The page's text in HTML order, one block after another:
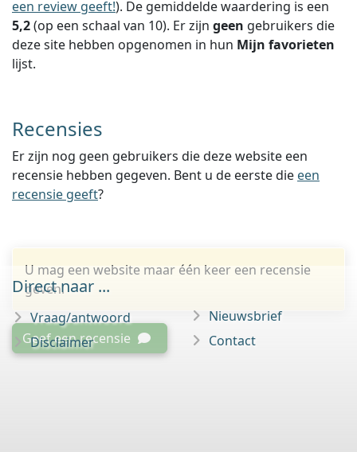
een review geeft!). De gemiddelde waardering is een
5,2(op een schaal van 10). Er zijn geen gebruikers die
deze site hebben opgenomen in hun Mijn favorieten
lijst.
Recensies
Er zijn nog geen gebruikers die deze website een
recensie hebben gegeven. Bent u de eerste die een
recensie geeft?
U mag een website maar één keer een recensie
geven.
Geef een recensie
Direct naar ...
Vraag/antwoord
Disclaimer
Nieuwsbrief
Contact